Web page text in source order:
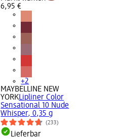
6,95 €
+2
MAYBELLINE NEW
YORKLipliner Color
Sensational 10 Nude
Whisper, 0,35 g
(233)
Lieferbar